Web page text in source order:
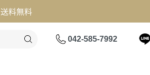
料無料
042-585-7992